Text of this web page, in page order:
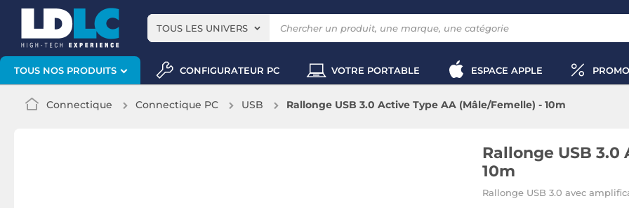
TOUS LES UNIVERS
TOUS NOS PRODUITS CONFIGURATEUR PC VOTRE PORTABLE ESPACE APPLE
Connectique Connectique PC USB Rallonge USB 3.0 Active Type AA (Mâle/Femelle) - 10m
Rallonge USB
10m
Rallonge USB 3.0 avec